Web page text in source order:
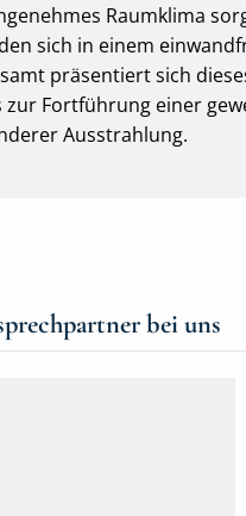
Raumklima
sich in einem
präsentiert sich
zur Fortführung einer
Ausstrahlung.
bei uns